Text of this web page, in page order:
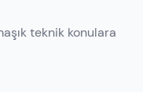
teknik konulara